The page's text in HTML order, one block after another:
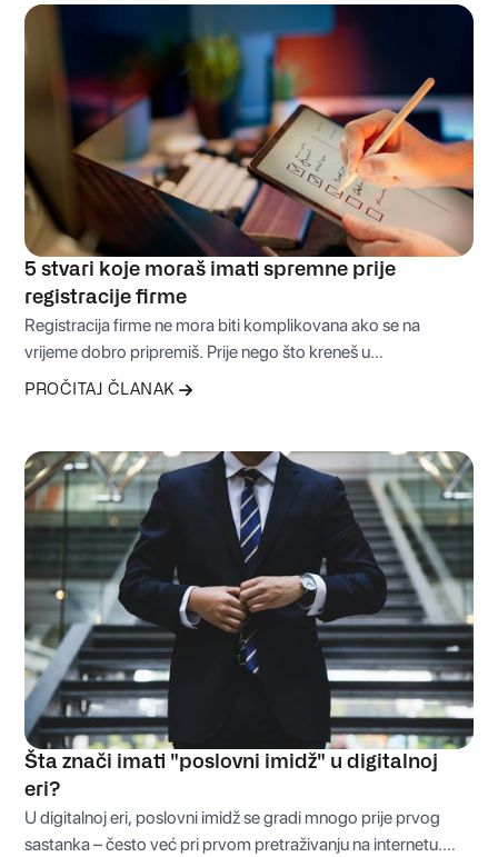
bezbrižno prepustite profesionalcima.
5 stvari koje moraš imati spremne prije
registracije firme
Registracija firme ne mora biti komplikovana ako se na
vrijeme dobro pripremiš. Prije nego što kreneš u
administrativni proces, važno je znati koje odluke moraš
i nepotreban stres prije osnivanja firme.
PROČITAJ ČLANAK
Šta znači imati "poslovni imidž" u digitalnoj
eri?
U digitalnoj eri, poslovni imidž se gradi mnogo prije prvog
sastanka – često već pri prvom pretraživanju na internetu.